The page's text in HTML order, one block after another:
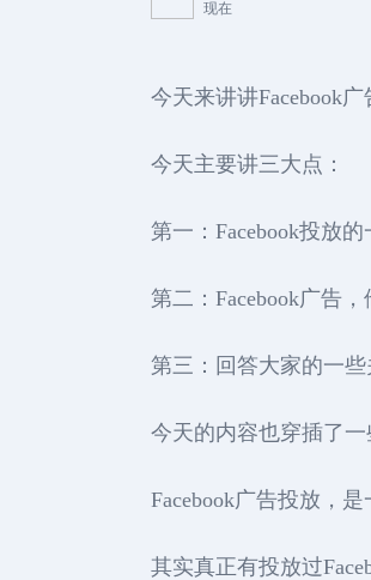
现在
今天来讲讲Facebook广
今天主要讲三大点：
第一：Facebook投放
第二：Facebook广告
第三：回答大家的一些
今天的内容也穿插了
Facebook广告投放，是
其实真正有投放过